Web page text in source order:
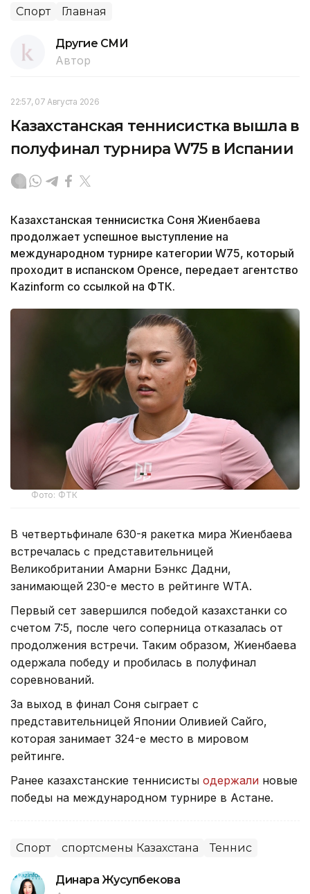
Спорт Главная
Другие СМИ
Автор
22:57, 07 Августа 2026
Казахстанская теннисистка вышла в
полуфинал турнира W75 в Испании
Казахстанская теннисистка Соня Жиенбаева
продолжает успешное выступление на
международном турнире категории W75, который
проходит в испанском Оренсе, передает агентство
Kazinform со ссылкой на ФТК.
Фото: ФТК
В четвертьфинале 630-я ракетка мира Жиенбаева
встречалась с представительницей
Великобритании Амарни Бэнкс Дадни,
занимающей 230-е место в рейтинге WTA.
Первый сет завершился победой казахстанки со
счетом 7:5, после чего соперница отказалась от
продолжения встречи. Таким образом, Жиенбаева
одержала победу и пробилась в полуфинал
соревнований.
За выход в финал Соня сыграет с
представительницей Японии Оливией Сайго,
которая занимает 324-е место в мировом
рейтинге.
Ранее казахстанские теннисисты одержали новые
победы на международном турнире в Астане.
Спорт спортсмены Казахстана Теннис
Динара Жусупбекова